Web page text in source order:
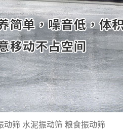
动筛 水泥振动筛 粮食振动筛